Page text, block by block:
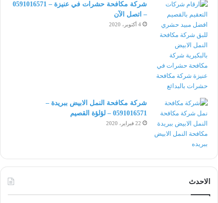
شركة مكافحة حشرات في عنيزة – 0591016571
– اتصل الآن
4 أكتوبر، 2020
شركة مكافحة النمل الابيض ببريدة –
0591016571 – لؤلؤة القصيم
22 فبراير، 2020
الاحدث